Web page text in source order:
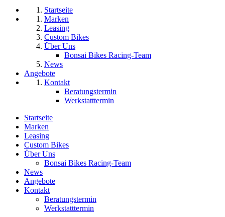
Startseite
Marken
Leasing
Custom Bikes
Über Uns
Bonsai Bikes Racing-Team
News
Angebote
Kontakt
Beratungstermin
Werkstatttermin
Startseite
Marken
Leasing
Custom Bikes
Über Uns
Bonsai Bikes Racing-Team
News
Angebote
Kontakt
Beratungstermin
Werkstatttermin